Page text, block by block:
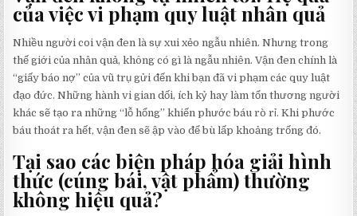
của việc vi phạm quy luật nhân quả
Nhiều người coi vận đen là sự xui xẻo ngẫu nhiên. Nhưng trong
thế giới của nhân quả, không có gì là ngẫu nhiên. Vận đen chính là
“giấy báo nợ” của vũ trụ gửi đến khi bạn đã vi phạm các quy luật
đạo đức. Những hành vi gian dối, ích kỷ hay làm tổn thương người
khác sẽ tạo ra những “lỗ hổng” khiến phước báu rò rỉ. Khi phước
báu thoát ra hết, vận đen sẽ ập vào để bù lấp khoảng trống đó.
Tại sao các biện pháp hóa giải hình
thức (cúng bái, vật phẩm) thường
không hiệu quả?